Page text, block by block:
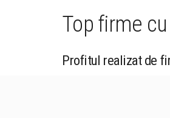
Top firme
Profitul realizat de